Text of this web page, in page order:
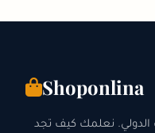
Shoponlina
الدولي. نعلمك كيف تجد